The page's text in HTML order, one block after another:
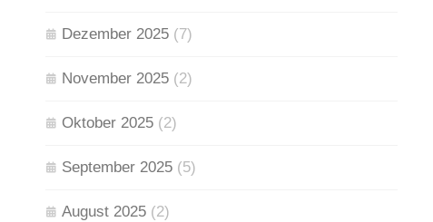
Dezember 2025 (7)
November 2025 (2)
Oktober 2025 (2)
September 2025 (5)
August 2025 (2)